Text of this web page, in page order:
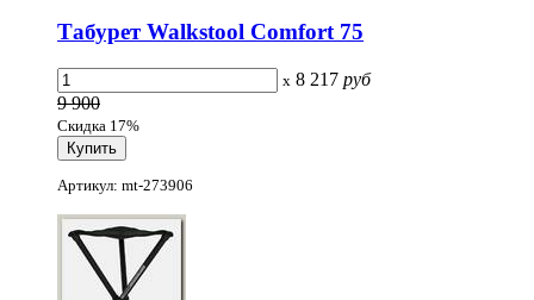
Табурет Walkstool Comfort 75
x 8 217 руб
9 900
Скидка 17%
Артикул: mt-273906